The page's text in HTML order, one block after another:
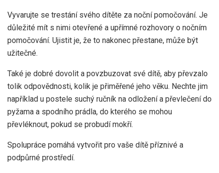
Vyvarujte se trestání svého dítěte za noční pomočování. Je
důležité mít s nimi otevřené a upřímné rozhovory o nočním
pomočování. Ujistit je, že to nakonec přestane, může být
užitečné.
Také je dobré dovolit a povzbuzovat své dítě, aby převzalo
tolik odpovědnosti, kolik je přiměřené jeho věku. Nechte jim
například u postele suchý ručník na odložení a převlečení do
pyžama a spodního prádla, do kterého se mohou
převléknout, pokud se probudí mokří.
Spolupráce pomáhá vytvořit pro vaše dítě příznivé a
podpůrné prostředí.